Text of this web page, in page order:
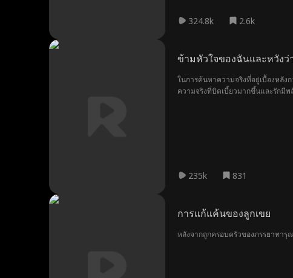
324.8k 2.6k
ข้ามหัวใจของฉันและหวังว่
ในการค้นหาความจริงที่อยู่เบื้องหลัง
ความจริงที่บิดเบี้ยวมากขึ้นและรักมีพ
235k 831
การแก้แค้นของลูกเขย
หลังจากถูกครอบครัวของภรรยาทารุ